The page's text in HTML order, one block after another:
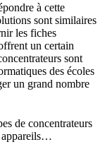
à cette
sont similaires
les fiches
un certain
sont
des écoles
un grand nombre
de concentrateurs
appareils…